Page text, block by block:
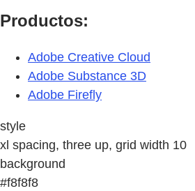
Productos:
Adobe Creative Cloud
Adobe Substance 3D
Adobe Firefly
style
xl spacing, three up, grid width 10
background
#f8f8f8